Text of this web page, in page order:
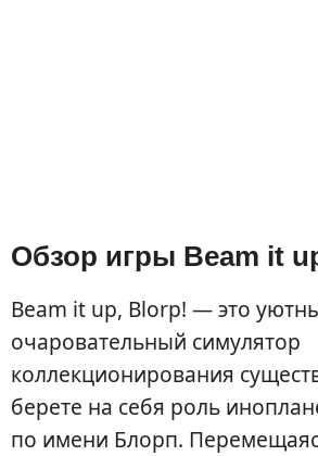
Обзор игры Beam it
Beam it up, Blorp! — это
очаровательный симулятор
коллекционирования
берете на себя роль
по имени Блорп.